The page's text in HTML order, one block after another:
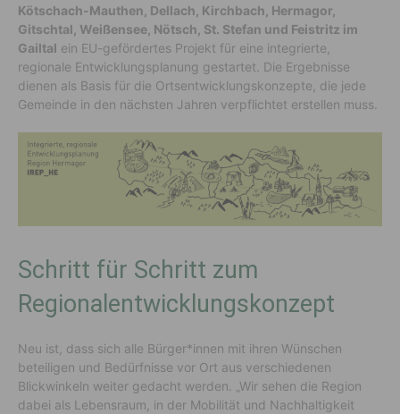
Kötschach-Mauthen, Dellach, Kirchbach, Hermagor,
Gitschtal, Weißensee, Nötsch, St. Stefan und Feistritz im
Gailtal ein EU-gefördertes Projekt für eine integrierte,
regionale Entwicklungsplanung gestartet. Die Ergebnisse
dienen als Basis für die Ortsentwicklungskonzepte, die jede
Gemeinde in den nächsten Jahren verpflichtet erstellen muss.
Schritt für Schritt zum
Regionalentwicklungskonzept
Neu ist, dass sich alle Bürger*innen mit ihren Wünschen
beteiligen und Bedürfnisse vor Ort aus verschiedenen
Blickwinkeln weiter gedacht werden. „Wir sehen die Region
dabei als Lebensraum, in der Mobilität und Nachhaltigkeit